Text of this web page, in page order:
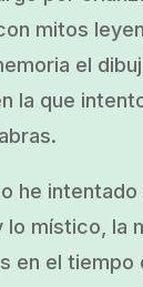
mitos
el
la que
he
lo místico, la
en el tiempo